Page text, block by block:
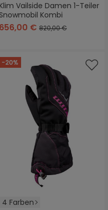
Klim Vailside Damen 1-Teiler
Snowmobil Kombi
656,00 € 820,00 €
-20%
4 Farben